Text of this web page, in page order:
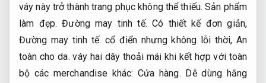
váy này trở thành trang phục không thể thiếu.Sản phẩm
làm đẹp. Đường may tinh tế. Có thiết kế đơn giản,
Đường may tinh tế. cổ điển nhưng không lỗi thời, An
toàn cho da. váy hai dây thoải mái khi kết hợp với toàn
bộ các merchandise khác:Cửa hàng. Dễ dùng hằng